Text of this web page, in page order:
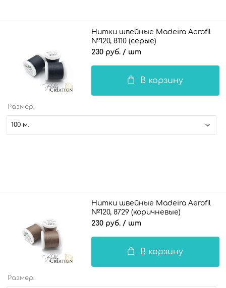
Нитки швейные Madeira Aerofil
№120, 8110 (серые)
230 руб. / шт
В корзину
Размер:
100 м.
Нитки швейные Madeira Aerofil
№120, 8729 (коричневые)
230 руб. / шт
В корзину
Размер: